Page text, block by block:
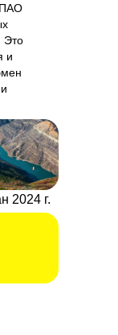
ПАО
Это
и
2024 г.